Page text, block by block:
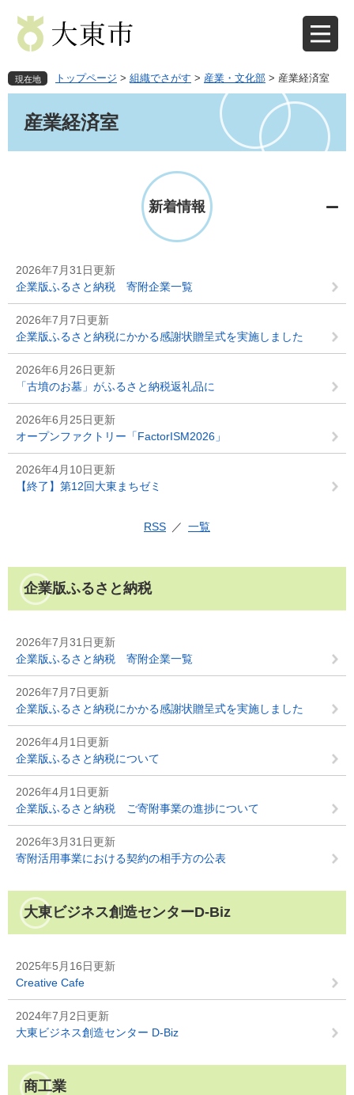
先
頭
を
飛
現在地 トップページ > 組織でさがす > 産業・文化部 > 産業経済室
産業経済室
新着情報
2026年7月31日更新
企業版ふるさと納税 寄附企業一覧
2026年7月7日更新
企業版ふるさと納税にかかる感謝状贈呈式を実施しました
2026年6月26日更新
「古墳のお墓」がふるさと納税返礼品に
2026年6月25日更新
オープンファクトリー「FactorISM2026」
2026年4月10日更新
【終了】第12回大東まちゼミ
RSS 一覧
企業版ふるさと納税
2026年7月31日更新
企業版ふるさと納税 寄附企業一覧
2026年7月7日更新
企業版ふるさと納税にかかる感謝状贈呈式を実施しました
2026年4月1日更新
企業版ふるさと納税について
2026年4月1日更新
企業版ふるさと納税 ご寄附事業の進捗について
2026年3月31日更新
寄附活用事業における契約の相手方の公表
大東ビジネス創造センターD-Biz
2025年5月16日更新
Creative Cafe
2024年7月2日更新
大東ビジネス創造センター D-Biz
商工業